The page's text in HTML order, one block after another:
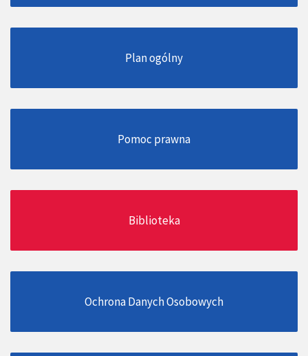
Plan ogólny
Pomoc prawna
Biblioteka
Ochrona Danych Osobowych